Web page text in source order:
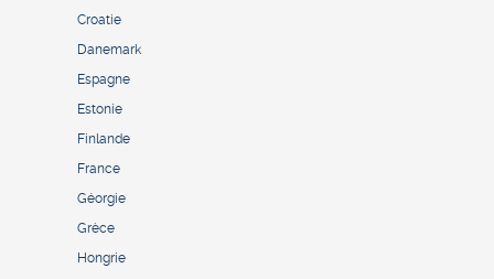
Croatie
Danemark
Espagne
Estonie
Finlande
France
Géorgie
Grèce
Hongrie